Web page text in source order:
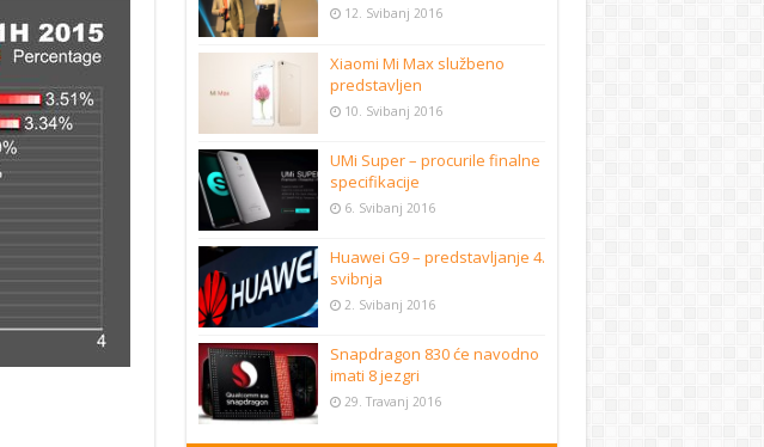
12. Svibanj 2016
Xiaomi Mi Max službeno
predstavljen
10. Svibanj 2016
UMi Super – procurile finalne
specifikacije
6. Svibanj 2016
Huawei G9 – predstavljanje 4.
svibnja
2. Svibanj 2016
Snapdragon 830 će navodno
imati 8 jezgri
29. Travanj 2016